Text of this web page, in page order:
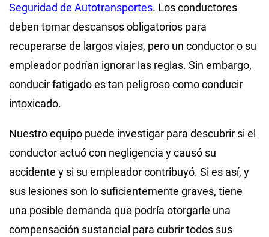
Seguridad de Autotransportes. Los conductores
deben tomar descansos obligatorios para
recuperarse de largos viajes, pero un conductor o su
empleador podrían ignorar las reglas. Sin embargo,
conducir fatigado es tan peligroso como conducir
intoxicado.
Nuestro equipo puede investigar para descubrir si el
conductor actuó con negligencia y causó su
accidente y si su empleador contribuyó. Si es así, y
sus lesiones son lo suficientemente graves, tiene
una posible demanda que podría otorgarle una
compensación sustancial para cubrir todos sus